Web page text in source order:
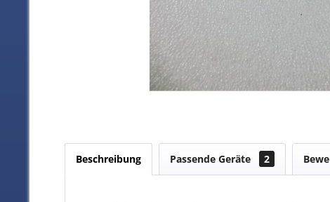
Beschreibung Passende Geräte 2